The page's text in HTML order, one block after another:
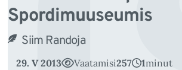
Spordimuuseumis
Siim Randoja
29. V 2013 Vaatamisi257 1minut